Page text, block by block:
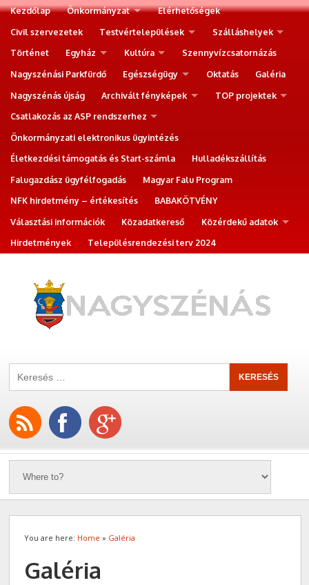
Kezdőlap Önkormányzat
Elérhetőségek
Civil szervezetek
Testvértelepülések
Szálláshelyek
Történet
Egyház Kultúra
Szennyvízcsatornázás
Nagyszénási Parkfürdő
Egészségügy Oktatás
Galéria
Nagyszénás újság
Archivált fényképek
TOP projektek
Csatlakozás az ASP rendszerhez
Önkormányzati elektronikus ügyintézés
Életkezdési támogatás és Start-számla
Hulladékszállítás
Falugazdász ügyfélfogadás
Magyar Falu Program
NFK hirdetmény – értékesítés
BABAKÖTVÉNY
Választási információk
Közadatkereső
Közérdekű adatok
Hirdetmények
Településrendezési terv 2024
You are here: Home » Galéria
Galéria